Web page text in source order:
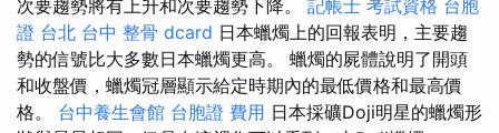
次要趨勢將有上升和次要趨勢下降。 記帳士 考試資格 台胞
證 台北 台中 整骨 dcard 日本蠟燭上的回報表明，主要趨
勢的信號比大多數日本蠟燭更高。 蠟燭的屍體說明了開頭
和收盤價，蠟燭冠層顯示給定時期內的最低價格和最高價
格。 台中養生會館 台胞證 費用 日本採礦Doji明星的蠟燭形